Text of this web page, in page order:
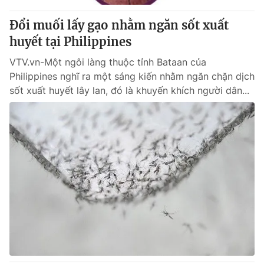
Đổi muối lấy gạo nhằm ngăn sốt xuất
huyết tại Philippines
VTV.vn-Một ngôi làng thuộc tỉnh Bataan của
Philippines nghĩ ra một sáng kiến nhằm ngăn chặn dịch
sốt xuất huyết lây lan, đó là khuyến khích người dân...